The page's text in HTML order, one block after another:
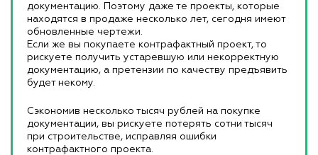
документацию. Поэтому даже те проекты, которые
находятся в продаже несколько лет, сегодня имеют
обновленные чертежи.
Если же вы покупаете контрафактный проект, то
рискуете получить устаревшую или некорректную
документацию, а претензии по качеству предъявить
будет некому.
Сэкономив несколько тысяч рублей на покупке
документации, вы рискуете потерять сотни тысяч
при строительстве, исправляя ошибки
контрафактного проекта.